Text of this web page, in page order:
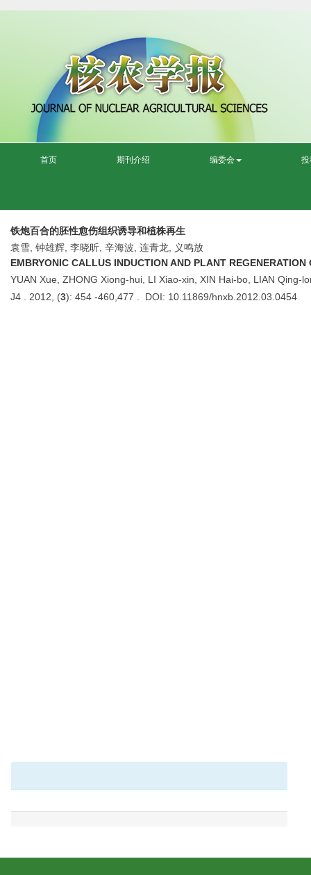
首页 期刊介绍 编委会
铁炮百合的胚性愈伤组织诱导和植株再生
袁雪, 钟雄辉, 李晓昕, 辛海波, 连青龙, 义鸣放
EMBRYONIC CALLUS INDUCTION AND PLANT
YUAN Xue, ZHONG Xiong-hui, LI Xiao-xin, XIN Hai-bo, LIAN Qing-
J4 . 2012, (3): 454 -460,477 . DOI: 10.11869/hnxb.2012.03.0454